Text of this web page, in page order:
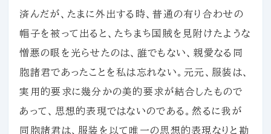
済んだが、たまに外出する時、普通の有り合わせの
帽子を被って出ると、たちまち国賊を見附けたような
憎悪の眼を光らせたのは、誰でもない、親愛なる同
胞諸君であったことを私は忘れない。元元、服装は、
実用的要求に幾分かの美的要求が結合したもので
あって、思想的表現ではないのである。然るに我が
同胞諸君は、服装を以て唯一の思想的表現なりと勘